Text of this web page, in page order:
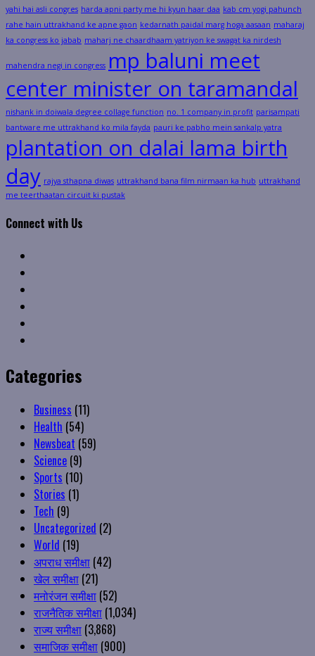
yahi hai asli congres harda apni party me hi kyun haar daa kab cm yogi pahunch
rahe hain uttrakhand ke apne gaon kedarnath paidal marg hoga aasaan maharaj
ka congress ko jabab maharj ne chaardhaam yatriyon ke swagat ka nirdesh
mahendra negi in congress mp baluni meet
center minister on taramandal
nishank in doiwala degree collage function no. 1 company in profit parisampati
bantware me uttrakhand ko mila fayda pauri ke pabho mein sankalp yatra
plantation on dalai lama birth
day rajya sthapna diwas uttrakhand bana film nirmaan ka hub uttrakhand
me teerthaatan circuit ki pustak
Connect with Us
Categories
Business (11)
Health (54)
Newsbeat (59)
Science (9)
Sports (10)
Stories (1)
Tech (9)
Uncategorized (2)
World (19)
अपराध समीक्षा (42)
खेल समीक्षा (21)
मनोरंजन समीक्षा (52)
राजनैतिक समीक्षा (1,034)
राज्य समीक्षा (3,868)
समाजिक समीक्षा (900)